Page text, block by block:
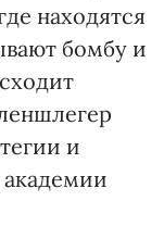
находятся
бомбу и
и